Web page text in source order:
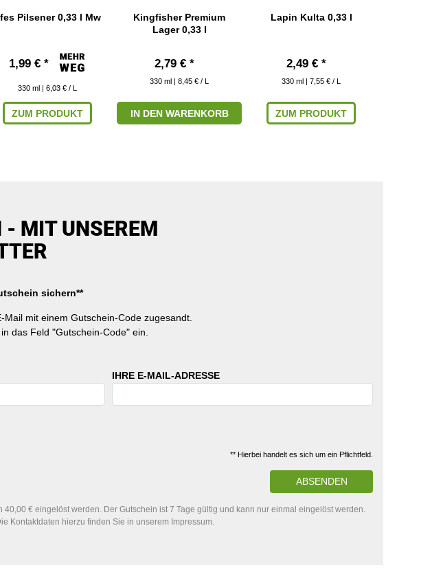
Pilsener 0,33 l Mw
1,99 € *
330 ml | 6,03 € / L
ZUM PRODUKT
Kingfisher Premium
Lager 0,33 l
2,79 € *
330 ml | 8,45 € / L
IN DEN WARENKORB
Lapin Kulta 0,33 l
2,49 € *
330 ml | 7,55 € / L
ZUM PRODUKT
- MIT UNSEREM
sichern**
mit einem Gutschein-Code zugesandt.
das Feld "Gutschein-Code" ein.
IHRE E-MAIL-ADRESSE
** Hierbei handelt es sich um ein Pflichtfeld.
ABSENDEN
€ eingelöst werden. Der Gutschein ist 7 Tage gültig und kann nur einmal eingelöst werden.
Kontaktdaten hierzu finden Sie in unserem Impressum.